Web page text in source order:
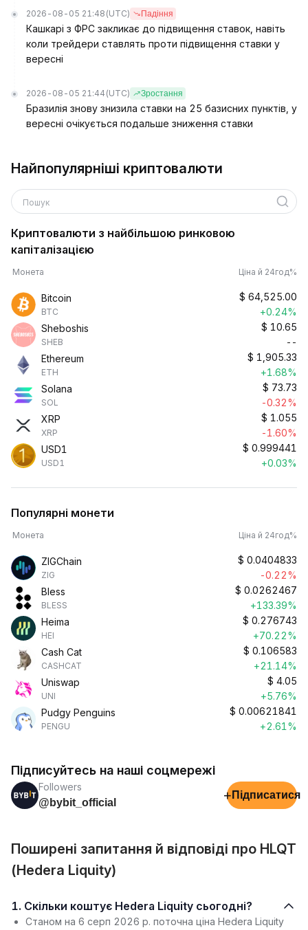
2026-08-05 21:48 (UTC) Падіння
Кашкарі з ФРС закликає до підвищення ставок, навіть
коли трейдери ставлять проти підвищення ставки у
вересні
2026-08-05 21:44 (UTC) Зростання
Бразилія знову знизила ставки на 25 базисних пунктів, у
вересні очікується подальше зниження ставки
Найпопулярніші криптовалюти
Пошук
Криптовалюти з найбільшою ринковою
капіталізацією
Монета Ціна й 24год%
Bitcoin
BTC
$ 64,525.00
+0.24%
Sheboshis
SHEB
$ 10.65
--
Ethereum
ETH
$ 1,905.33
+1.68%
Solana
SOL
$ 73.73
-0.32%
XRP
XRP
$ 1.055
-1.60%
USD1
USD1
$ 0.999441
+0.03%
Популярні монети
Монета Ціна й 24год%
ZIGChain
ZIG
$ 0.0404833
-0.22%
Bless
BLESS
$ 0.0262467
+133.39%
Heima
HEI
$ 0.276743
+70.22%
Cash Cat
CASHCAT
$ 0.106583
+21.14%
Uniswap
UNI
$ 4.05
+5.76%
Pudgy Penguins
PENGU
$ 0.00621841
+2.61%
Підписуйтесь на наші соцмережі
Followers
@bybit_official
+ Підписатися
Поширені запитання й відповіді про HLQT
(Hedera Liquity)
1. Скільки коштує Hedera Liquity сьогодні?
Станом на 6 серп 2026 р. поточна ціна Hedera Liquity